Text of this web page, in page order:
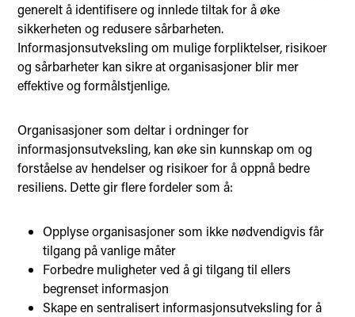
generelt å identifisere og innlede tiltak for å øke
sikkerheten og redusere sårbarheten.
Informasjonsutveksling om mulige forpliktelser, risikoer
og sårbarheter kan sikre at organisasjoner blir mer
effektive og formålstjenlige.
Organisasjoner som deltar i ordninger for
informasjonsutveksling, kan øke sin kunnskap om og
forståelse av hendelser og risikoer for å oppnå bedre
resiliens. Dette gir flere fordeler som å:
Opplyse organisasjoner som ikke nødvendigvis får
tilgang på vanlige måter
Forbedre muligheter ved å gi tilgang til ellers
begrenset informasjon
Skape en sentralisert informasjonsutveksling for å